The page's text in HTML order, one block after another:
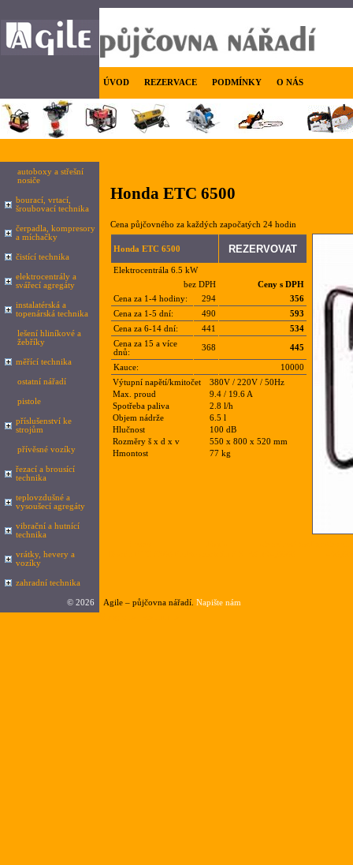
ÚVOD REZERVACE PODMÍNKY O NÁS
autoboxy a střešní
nosiče
bourací, vrtací,
šroubovací technika
čerpadla, kompresory
a míchačky
čistící technika
elektrocentrály a
svářecí agregáty
instalatérská a
topenárská technika
lešení hliníkové a
žebříky
měřící technika
ostatní nářadí
pistole
příslušenství ke
strojům
přívěsné vozíky
řezací a brousící
technika
teplovzdušné a
vysoušecí agregáty
vibrační a hutnící
technika
vrátky, hevery a
vozíky
zahradní technika
Honda ETC 6500
Cena půjčovného za každých započatých 24 hodin
Honda ETC 6500
Elektrocentrála 6.5 kW
bez DPH
Ceny s DPH
Cena za 1-4 hodiny:
294
356
Cena za 1-5 dní:
490
593
Cena za 6-14 dní:
441
534
Cena za 15 a více
dnů:
368 445
Kauce:
10000
Výtupní napětí/kmitočet
380V / 220V / 50Hz
Max. proud
9.4 / 19.6 A
Spotřeba paliva
2.8 l/h
Objem nádrže
6.5 l
Hlučnost
100 dB
Rozměry š x d x v
550 x 800 x 520 mm
Hmontost
77 kg
© 2026 Agile – půjčovna nářadí. Napište nám